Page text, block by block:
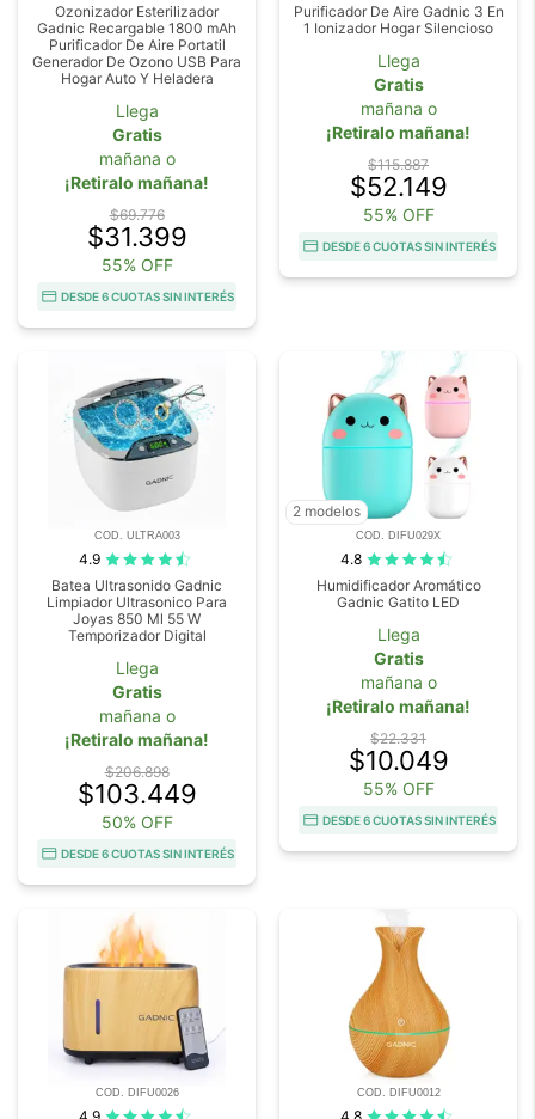
Ozonizador Esterilizador
Gadnic Recargable 1800 mAh
Purificador De Aire Portatil
Generador De Ozono USB Para
Hogar Auto Y Heladera
Llega
Gratis
mañana o
¡Retiralo mañana!
$69.776
$31.399
55% OFF
DESDE 6 CUOTAS SIN INTERÉS
Purificador De Aire Gadnic 3 En
1 Ionizador Hogar Silencioso
Llega
Gratis
mañana o
¡Retiralo mañana!
$115.887
$52.149
55% OFF
DESDE 6 CUOTAS SIN INTERÉS
COD. ULTRA003
4.9
Batea Ultrasonido Gadnic
Limpiador Ultrasonico Para
Joyas 850 Ml 55 W
Temporizador Digital
Llega
Gratis
mañana o
¡Retiralo mañana!
$206.898
$103.449
50% OFF
DESDE 6 CUOTAS SIN INTERÉS
2 modelos
COD. DIFU029X
4.8
Humidificador Aromático
Gadnic Gatito LED
Llega
Gratis
mañana o
¡Retiralo mañana!
$22.331
$10.049
55% OFF
DESDE 6 CUOTAS SIN INTERÉS
COD. DIFU0026 COD. DIFU0012